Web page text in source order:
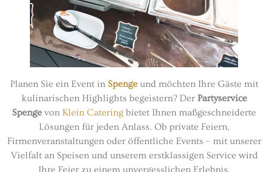
Planen Sie ein Event in Spengeund möchten Ihre Gäste mit
kulinarischen Highlights begeistern? Der Partyservice
Spenge von Klein Catering bietet Ihnen maßgeschneiderte
Lösungen für jeden Anlass. Ob private Feiern,
Firmenveranstaltungen oder öffentliche Events – mit unserer
Vielfalt an Speisen und unserem erstklassigen Service wird
Ihre Feier zu einem unvergesslichen Erlebnis.